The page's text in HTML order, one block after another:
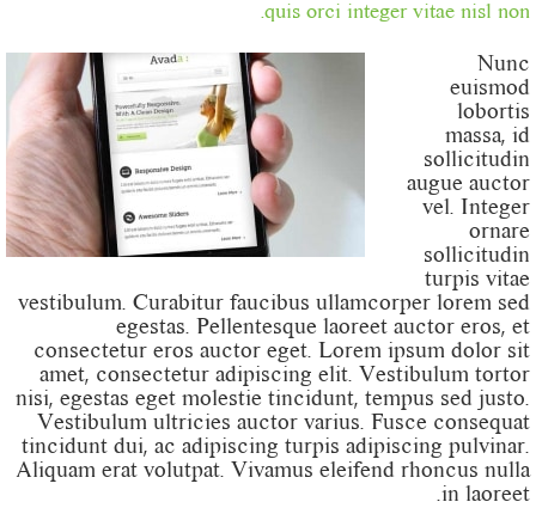
quis orci integer vitae nisl non.
Nunc
euismod
lobortis
massa, id
sollicitudin
augue auctor
vel. Integer
ornare
sollicitudin
turpis vitae
vestibulum. Curabitur faucibus ullamcorper lorem sed
egestas. Pellentesque laoreet auctor eros, et
consectetur eros auctor eget. Lorem ipsum dolor sit
amet, consectetur adipiscing elit. Vestibulum tortor
nisi, egestas eget molestie tincidunt, tempus sed justo.
Vestibulum ultricies auctor varius. Fusce consequat
tincidunt dui, ac adipiscing turpis adipiscing pulvinar.
Aliquam erat volutpat. Vivamus eleifend rhoncus nulla
in laoreet.